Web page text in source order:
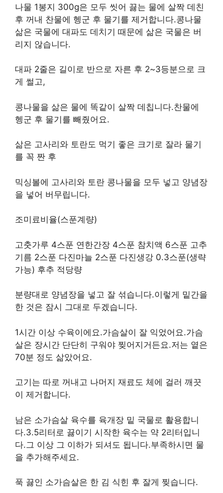
나물 1봉지 300g은 모두 씻어 끓는 물에 살짝 데친
후 꺼내 찬물에 헹군 후 물기를 제거합니다.콩나물
삶은 국물에 대파도 데치기 때문에 삶은 국물은 버
리지 않습니다.
대파 2줄은 길이로 반으로 자른 후 2~3등분으로 크
게 썰고,
콩나물을 삶은 물에 똑같이 살짝 데칩니다.찬물에
헹군 후 물기를 빼줬어요.
삶은 고사리와 토란도 먹기 좋은 크기로 잘라 물기
를 꼭 짠 후
믹싱볼에 고사리와 토란 콩나물을 모두 넣고 양념장
을 넣어 버무립니다.
조미료비율(스푼계량)
고춧가루 4스푼 연한간장 4스푼 참치액 6스푼 고추
기름 2스푼 다진마늘 2스푼 다진생강 0.3스푼(생략
가능) 후추 적당량
분량대로 양념장을 넣고 잘 섞습니다.이렇게 밑간을
한 것은 잠시 그대로 두겠습니다.
1시간 이상 수육이에요.가슴살이 잘 익었어요.가슴
살은 장시간 단단히 구워야 찢어지거든요.저는 옅은
70분 정도 삶았어요.
고기는 따로 꺼내고 나머지 재료도 체에 걸러 깨끗
이 제거합니다.
남은 소가슴살 육수를 육개장 밑 국물로 활용합니
다.3.5리터로 끓이기 시작한 육수는 약 2리터입니
다.그 이상 그 이하가 되셔도 됩니다.부족하시면 물
을 추가해주세요.
푹 끓인 소가슴살은 한 김 식힌 후 잘게 찢습니다.